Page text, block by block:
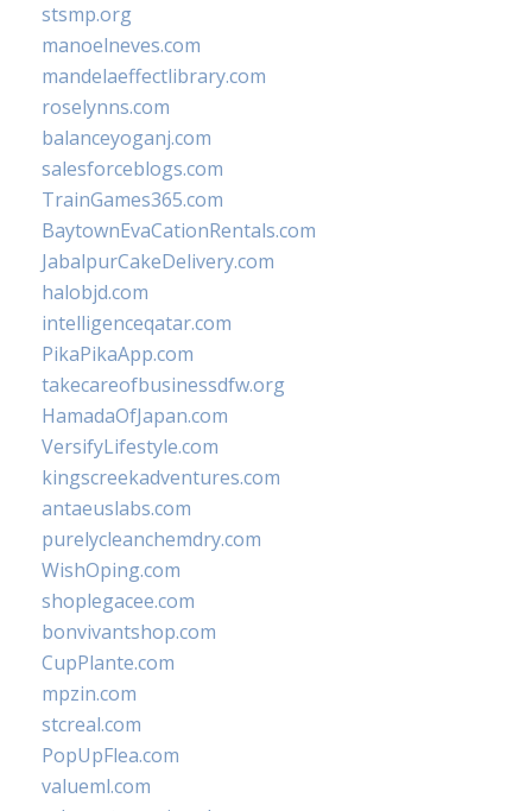
stsmp.org
manoelneves.com
mandelaeffectlibrary.com
roselynns.com
balanceyoganj.com
salesforceblogs.com
TrainGames365.com
BaytownEvaCationRentals.com
JabalpurCakeDelivery.com
halobjd.com
intelligenceqatar.com
PikaPikaApp.com
takecareofbusinessdfw.org
HamadaOfJapan.com
VersifyLifestyle.com
kingscreekadventures.com
antaeuslabs.com
purelycleanchemdry.com
WishOping.com
shoplegacee.com
bonvivantshop.com
CupPlante.com
mpzin.com
stcreal.com
PopUpFlea.com
valueml.com